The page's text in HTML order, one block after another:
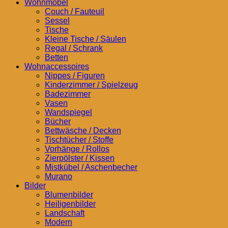
Wohnmöbel
Couch / Fauteuil
Sessel
Tische
Kleine Tische / Säulen
Regal / Schrank
Betten
Wohnaccessoires
Nippes / Figuren
Kinderzimmer / Spielzeug
Badezimmer
Vasen
Wandspiegel
Bücher
Bettwäsche / Decken
Tischtücher / Stoffe
Vorhänge / Rollos
Zierpölster / Kissen
Mistkübel / Aschenbecher
Murano
Bilder
Blumenbilder
Heiligenbilder
Landschaft
Modern